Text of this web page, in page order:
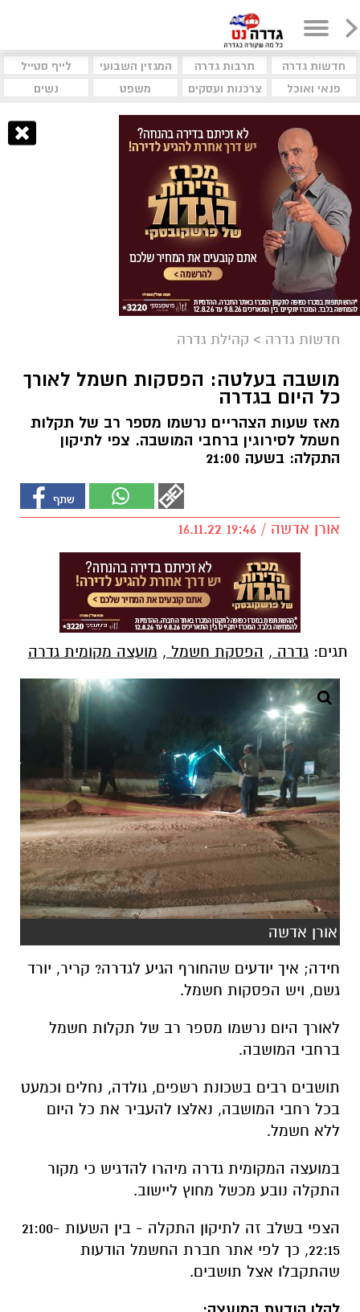
חדשות גדרה תרבות גדרה המגזין השבועי
לייף סטייל
פנאי ואוכל
צרכנות ועסקים משפט נשים
חדשות גדרה > קהילת גדרה
מושבה בעלטה: הפסקות חשמל לאורך
כל היום בגדרה
מאז שעות הצהריים נרשמו מספר רב של תקלות
חשמל לסירוגין ברחבי המושבה. צפי לתיקון
התקלה: בשעה 21:00
אורן אדשה / 19:46 16.11.22
תגים: גדרה , הפסקת חשמל , מועצה מקומית גדרה
אורן אדשה
חידה; איך יודעים שהחורף הגיע לגדרה? קריר, יורד
גשם, ויש הפסקות חשמל.
לאורך היום נרשמו מספר רב של תקלות חשמל
ברחבי המושבה.
תושבים רבים בשכונת רשפים, גולדה, נחלים וכמעט
בכל רחבי המושבה, נאלצו להעביר את כל היום
ללא חשמל.
במועצה המקומית גדרה מיהרו להדגיש כי מקור
התקלה נובע מכשל מחוץ ליישוב.
הצפי בשלב זה לתיקון התקלה - בין השעות 21:00-
22:15, כך לפי אתר חברת החשמל הודעות
שהתקבלו אצל תושבים.